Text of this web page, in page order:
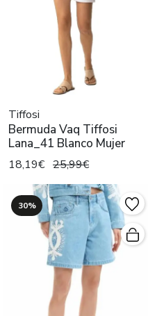
Tiffosi
Bermuda Vaq Tiffosi
Lana_41 Blanco Mujer
18,19€ 25,99€
30%